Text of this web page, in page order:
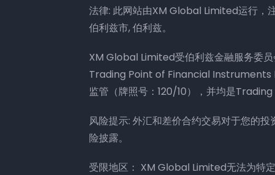
法律: 此网站由XM Global Limited运行
伯利兹市, 伯利兹。
XM Global Limited受伯利兹金融服务委
Trading Point of Financial Instruments
监管（牌照号：120/10），并均是
风险提示: 外汇和差价合约交易对于您的
险披露。
受限地区： XM Global Limited无法为特